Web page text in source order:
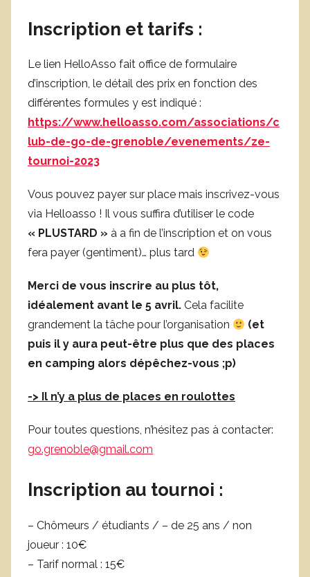
Inscription et tarifs :
Le lien HelloAsso fait office de formulaire
d’inscription, le détail des prix en fonction des
différentes formules y est indiqué :
https://www.helloasso.com/associations/c
lub-de-go-de-grenoble/evenements/ze-
tournoi-2023
Vous pouvez payer sur place mais inscrivez-vous
via Helloasso ! Il vous suffira d’utiliser le code
« PLUSTARD » à a fin de l’inscription et on vous
fera payer (gentiment)… plus tard
Merci de vous inscrire au plus tôt,
idéalement avant le 5 avril. Cela facilite
grandement la tâche pour l’organisation
(et
puis il y aura peut-être plus que des places
en camping alors dépêchez-vous ;p)
-> Il n’y a plus de places en roulottes
Pour toutes questions, n’hésitez pas à contacter:
go.grenoble@gmail.com
Inscription au tournoi :
– Chômeurs / étudiants / – de 25 ans / non
joueur : 10€
– Tarif normal : 15€